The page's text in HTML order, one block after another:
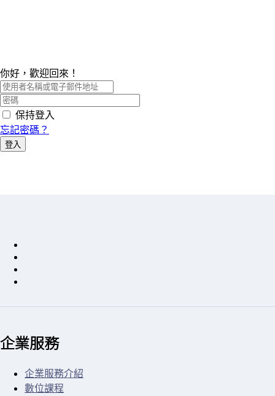
你好，歡迎回來！
保持登入
忘記密碼？
登入
企業服務
企業服務介紹
數位課程